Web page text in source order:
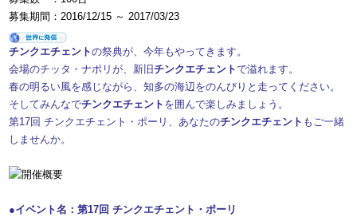
募集期間：2016/12/15 ～ 2017/03/23
チンクエチェントの祭典が、今年もやってきます。
会場のチッタ・ナポリが、新旧チンクエチェントで溢れます。
春の明るい風を感じながら、知多の海辺をのんびりと走ってください。
そしてみんなでチンクエチェント を囲んで楽しみましょう。
第17回 チンクエチェント・ポーリ、あなたのチンクエチェント もご一緒
しませんか。
●イベント名：第17回 チンクエチェント・ポーリ